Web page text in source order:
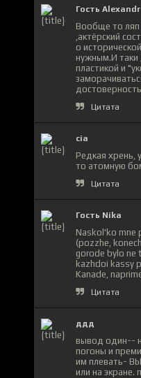
Гость Alexandr
Вообще то ляп
,актёрский
о
нужным.И таки
пластикой и
Цитата
cia
Редкая хрень,
то атомную
Цитата
Гость Nika
Naskol'ko mne
(pozzhe,
gorode bylo ne
kazhdoi kassy
Kanade,
Цитата
ддд
вывод один--
погоны и
им плевать-
или на экране.